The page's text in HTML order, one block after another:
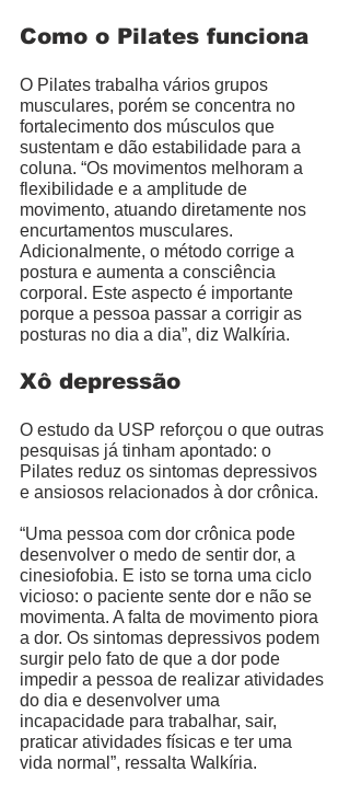
Como o Pilates funciona
O Pilates trabalha vários grupos
musculares, porém se concentra no
fortalecimento dos músculos que
sustentam e dão estabilidade para a
coluna. “Os movimentos melhoram a
flexibilidade e a amplitude de
movimento, atuando diretamente nos
encurtamentos musculares.
Adicionalmente, o método corrige a
postura e aumenta a consciência
corporal. Este aspecto é importante
porque a pessoa passar a corrigir as
posturas no dia a dia”, diz Walkíria.
Xô depressão
O estudo da USP reforçou o que outras
pesquisas já tinham apontado: o
Pilates reduz os sintomas depressivos
e ansiosos relacionados à dor crônica.
“Uma pessoa com dor crônica pode
desenvolver o medo de sentir dor, a
cinesiofobia. E isto se torna uma ciclo
vicioso: o paciente sente dor e não se
movimenta. A falta de movimento piora
a dor. Os sintomas depressivos podem
surgir pelo fato de que a dor pode
impedir a pessoa de realizar atividades
do dia e desenvolver uma
incapacidade para trabalhar, sair,
praticar atividades físicas e ter uma
vida normal”, ressalta Walkíria.